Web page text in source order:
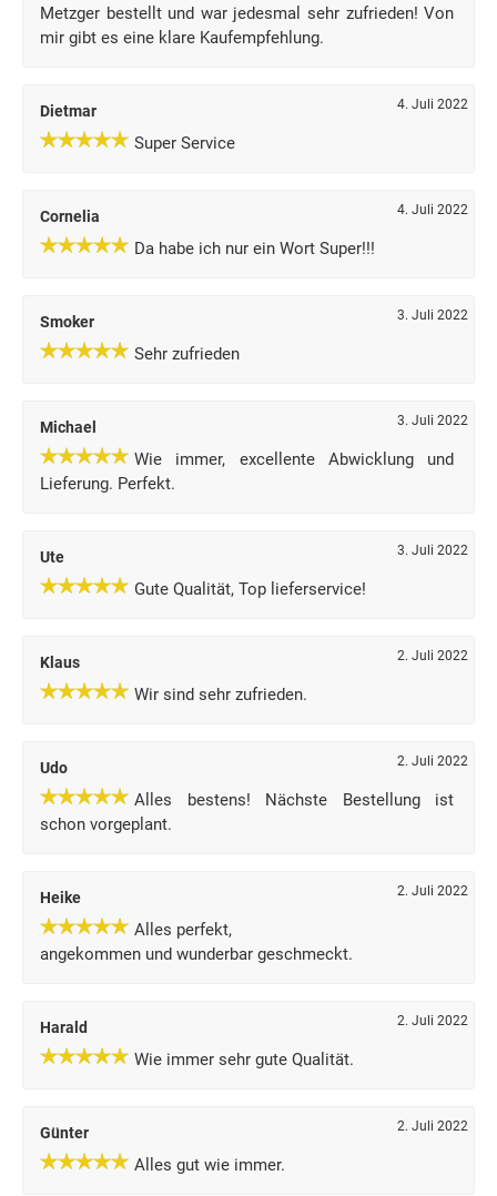
Metzger bestellt und war jedesmal sehr zufrieden! Von
mir gibt es eine klare Kaufempfehlung.
Dietmar 4. Juli 2022
Super Service
Cornelia 4. Juli 2022
Da habe ich nur ein Wort Super!!!
Smoker 3. Juli 2022
Sehr zufrieden
Michael 3. Juli 2022
Wie immer, excellente Abwicklung und
Lieferung. Perfekt.
Ute 3. Juli 2022
Gute Qualität, Top lieferservice!
Klaus 2. Juli 2022
Wir sind sehr zufrieden.
Udo 2. Juli 2022
Alles bestens! Nächste Bestellung ist
schon vorgeplant.
Heike 2. Juli 2022
Alles perfekt,
angekommen und wunderbar geschmeckt.
Harald 2. Juli 2022
Wie immer sehr gute Qualität.
Günter 2. Juli 2022
Alles gut wie immer.